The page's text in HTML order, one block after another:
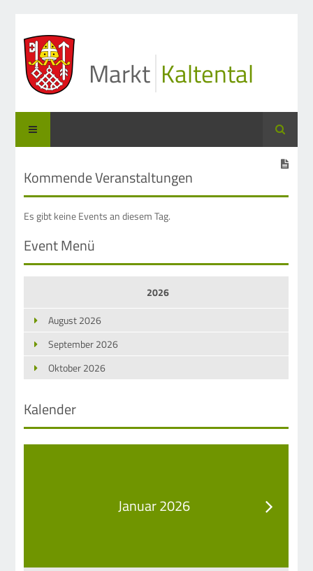
Markt Kaltental
Suche
Kommende Veranstaltungen
Es gibt keine Events an diesem Tag.
Event Menü
2026
August 2026
September 2026
Oktober 2026
Kalender
Januar 2026